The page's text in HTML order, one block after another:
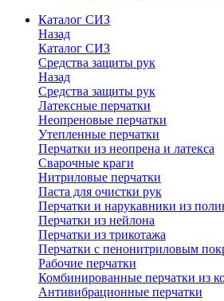
Каталог СИЗ
Назад
Каталог СИЗ
Средства защиты рук
Назад
Средства защиты рук
Латексные перчатки
Неопреновые перчатки
Утепленные перчатки
Перчатки из неопрена и латекса
Сварочные краги
Нитриловые перчатки
Паста для очистки рук
Перчатки и нарукавники из
Перчатки из нейлона
Перчатки из трикотажа
Перчатки с пенонитриловым
Рабочие перчатки
Комбинированные перчатки из
Антивибрационные перчатки